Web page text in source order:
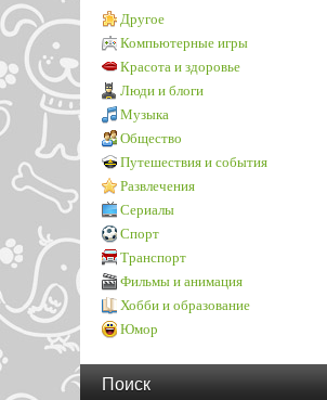
Другое
Компьютерные игры
Красота и здоровье
Люди и блоги
Музыка
Общество
Путешествия и события
Развлечения
Сериалы
Спорт
Транспорт
Фильмы и анимация
Хобби и образование
Юмор
Поиск